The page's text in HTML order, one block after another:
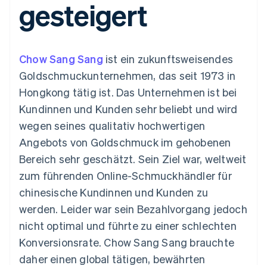
Zugriff auf mehr als
125
Authorization
Optimierung der
Autorisierungsraten
Link
Beschleunigter
Bezahlvorgang
Financial
Connections
Verbundene
Datensynchronisierung
Product roadmap
Ausblick
Radar
Geldmanagement
Plattformen
SaaS
Nach Branche
KI-Unternehmen
Creator Economy
Gaming
Bewirtung, Reisen und
Freizeit
Versicherungen
Medien und
Unterhaltung
Gemeinnützige
Organisationen
Fachdienstleistungen
Öffentlicher Sektor
Einzelhandel
Marktplatz auf
Grundlagen der
Abonnementverwaltung
nutzungsbasierte
Abrechnung um
Stablecoin-gestützte
Karten ausgeben: So
geht´s
Bereitstellung und
Verwaltung von
Diensten mit Agenten
App-Integrationen
Code-Beispiele
Entwickler-Blog
API-Status
Produkt-Roadmap
Stripe Sessions
Stripe Press
Kontakt
Sales-Team
kontaktieren
Partner werden
gesteigert
Chow Sang Sang ist ein zukunftsweisendes
Goldschmuckunternehmen, das seit 1973 in
Hongkong tätig ist. Das Unternehmen ist bei
Kundinnen und Kunden sehr beliebt und wird
wegen seines qualitativ hochwertigen
Angebots von Goldschmuck im gehobenen
Bereich sehr geschätzt. Sein Ziel war, weltweit
zum führenden Online-Schmuckhändler für
chinesische Kundinnen und Kunden zu
werden. Leider war sein Bezahlvorgang jedoch
nicht optimal und führte zu einer schlechten
Konversionsrate. Chow Sang Sang brauchte
daher einen global tätigen, bewährten